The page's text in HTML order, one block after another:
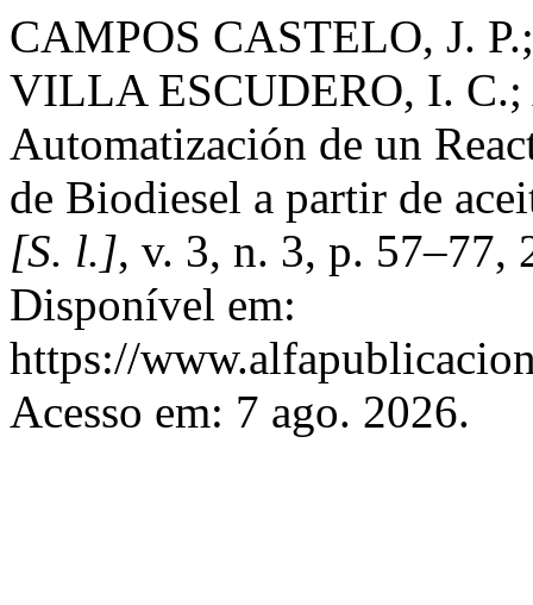
CAMPOS CASTELO, J.
VILLA ESCUDERO, I.
Automatización de un
de Biodiesel a partir de
[S. l.], v. 3, n. 3, p. 57–77,
Disponível em:
https://
Acesso em: 7 ago. 2026.